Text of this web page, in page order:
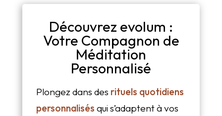
Découvrez evolum :
Votre Compagnon de
Méditation
Personnalisé
Plongez dans des rituels quotidiens
personnalisés qui s’adaptent à vos